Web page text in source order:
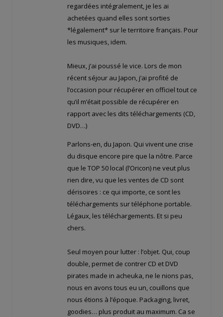
regardées intégralement, je les ai
achetées quand elles sont sorties
*légalement* sur le territoire français. Pour
les musiques, idem.
Mieux, j’ai poussé le vice. Lors de mon
récent séjour au Japon, j’ai profité de
l’occasion pour récupérer en officiel tout ce
qu’il m’était possible de récupérer en
rapport avec les dits téléchargements (CD,
DVD…)
Parlons-en, du Japon. Qui vivent une crise
du disque encore pire que la nôtre. Parce
que le TOP 50 local (l’Oricon) ne veut plus
rien dire, vu que les ventes de CD sont
dérisoires : ce qui importe, ce sont les
téléchargements sur téléphone portable.
Légaux, les téléchargements. Et si peu
chers.
Seul moyen pour lutter : l’objet. Qui, coup
double, permet de contrer CD et DVD
pirates made in acheuka, ne le nions pas,
nous en avons tous eu un, couillons que
nous étions à l’époque. Packaging, livret,
goodies… plus produit au maximum. Ca se